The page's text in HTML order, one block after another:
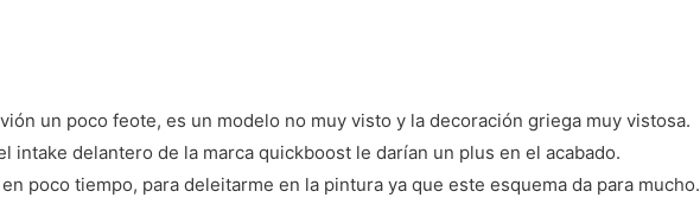
un poco feote, es un modelo no muy visto y la decoración griega muy vistosa.
intake delantero de la marca quickboost le darían un plus en el acabado.
poco tiempo, para deleitarme en la pintura ya que este esquema da para mucho.